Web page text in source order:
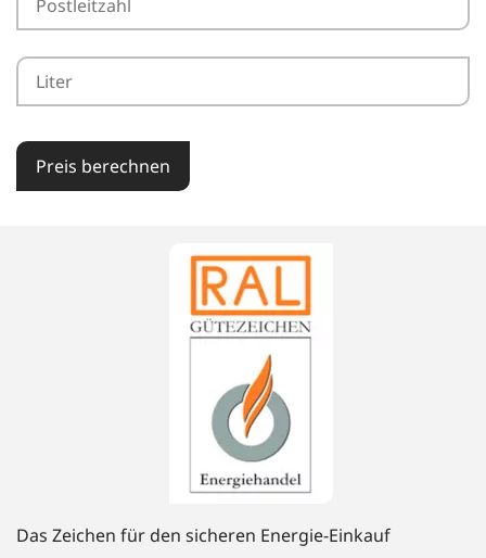
Preis berechnen
Das Zeichen für den sicheren Energie-Einkauf